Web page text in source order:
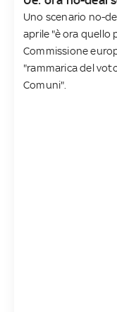
Uno scenario no-
aprile "è ora quello
Commissione
"rammarica del
Comuni".